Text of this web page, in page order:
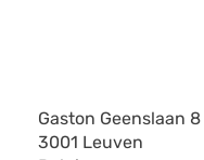
Gaston Geenslaan 8
3001 Leuven